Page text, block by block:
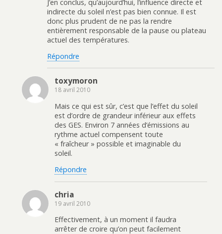
J’en conclus, qu’aujourd’hui, l’influence directe et
indirecte du soleil n’est pas bien connue. Il est
donc plus prudent de ne pas la rendre
entièrement responsable de la pause ou plateau
actuel des températures.
Répondre
toxymoron
18 avril 2010
Mais ce qui est sûr, c’est que l’effet du soleil
est d’ordre de grandeur inférieur aux effets
des GES. Environ 7 années d’émissions au
rythme actuel compensent toute
« fraîcheur » possible et imaginable du
soleil.
Répondre
chria
19 avril 2010
Effectivement, à un moment il faudra
arrêter de croire qu’on peut facilement